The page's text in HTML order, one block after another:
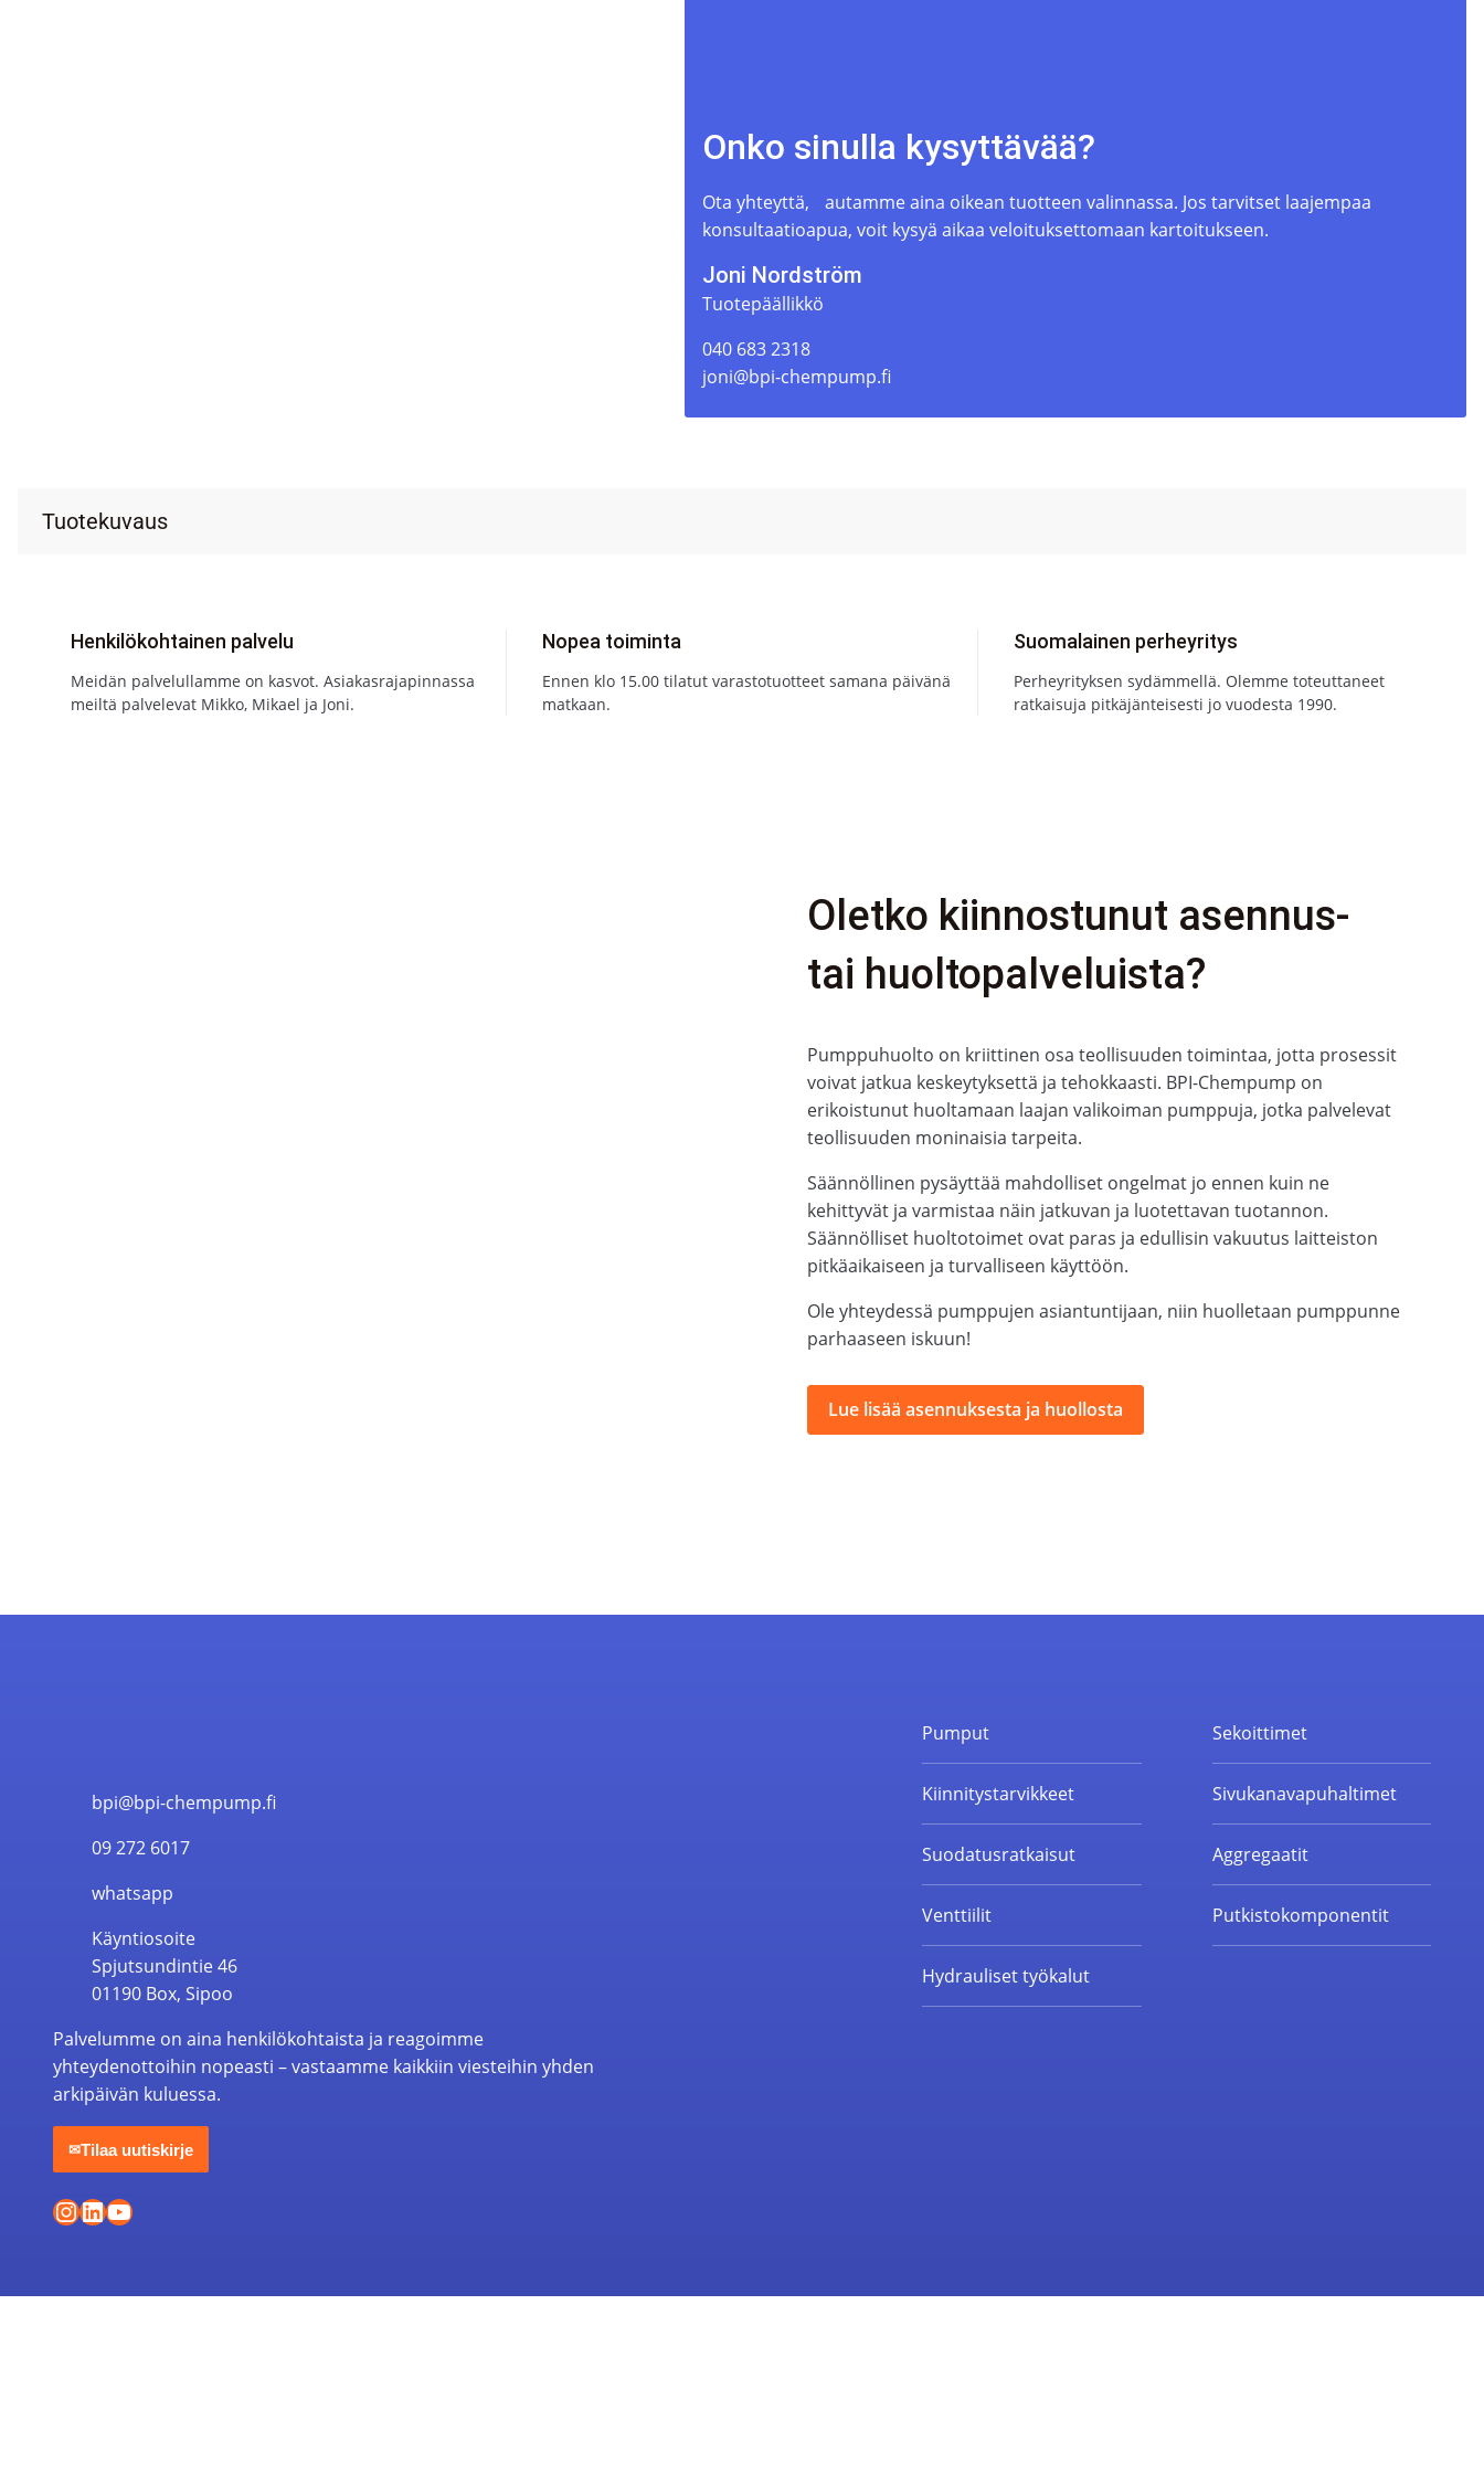
Onko sinulla kysyttävää?
Ota yhteyttä, autamme aina oikean tuotteen valinnassa. Jos tarvitset laajempaa
konsultaatioapua, voit kysyä aikaa veloituksettomaan kartoitukseen.
Joni Nordström
Tuotepäällikkö
040 683 2318
joni@bpi-chempump.fi
Tuotekuvaus
Henkilökohtainen palvelu
Meidän palvelullamme on kasvot. Asiakasrajapinnassa
meiltä palvelevat Mikko, Mikael ja Joni.
Nopea toiminta
Ennen klo 15.00 tilatut varastotuotteet samana päivänä
matkaan.
Suomalainen perheyritys
Perheyrityksen sydämmellä. Olemme toteuttaneet
ratkaisuja pitkäjänteisesti jo vuodesta 1990.
Oletko kiinnostunut asennus-
tai huoltopalveluista?
Pumppuhuolto on kriittinen osa teollisuuden toimintaa, jotta prosessit
voivat jatkua keskeytyksettä ja tehokkaasti. BPI-Chempump on
erikoistunut huoltamaan laajan valikoiman pumppuja, jotka palvelevat
teollisuuden moninaisia tarpeita.
Säännöllinen pysäyttää mahdolliset ongelmat jo ennen kuin ne
kehittyvät ja varmistaa näin jatkuvan ja luotettavan tuotannon.
Säännölliset huoltotoimet ovat paras ja edullisin vakuutus laitteiston
pitkäaikaiseen ja turvalliseen käyttöön.
Ole yhteydessä pumppujen asiantuntijaan, niin huolletaan pumppunne
parhaaseen iskuun!
Lue lisää asennuksesta ja huollosta
bpi@bpi-chempump.fi
09 272 6017
whatsapp
Käyntiosoite
Spjutsundintie 46
01190 Box, Sipoo
Palvelumme on aina henkilökohtaista ja reagoimme
yhteydenottoihin nopeasti – vastaamme kaikkiin viesteihin yhden
arkipäivän kuluessa.
✉Tilaa uutiskirje
Instagram
LinkedIn
YouTube
Pumput
Kiinnitystarvikkeet
Suodatusratkaisut
Venttiilit
Hydrauliset työkalut
Sekoittimet
Sivukanavapuhaltimet
Aggregaatit
Putkistokomponentit